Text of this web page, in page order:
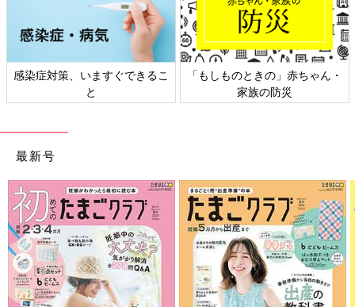
ついつい買いすぎちゃう！夏物をたくさんゲット♪
しものときの」赤ちゃん・
家族の防災
日本外来小児科学会リーフレッ
ト検討会
六
最新号